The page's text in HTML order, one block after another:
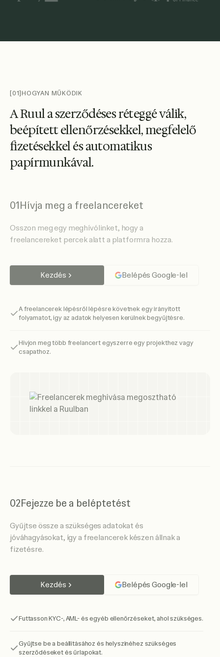
[01]HOGYAN MŰKÖDIK
ARuulaszerződésesréteggéválik,
beépítettellenőrzésekkel,megfelelő
fizetésekkelésautomatikus
papírmunkával.
01Hívja meg a freelancereket
Osszon meg egy meghívólinket, hogy a
freelancereket percek alatt a platformra hozza.
Kezdés Belépés Google-lel
A freelancerek lépésről lépésre követnek egy irányított
folyamatot, így az adatok helyesen kerülnek begyűjtésre.
Hívjon meg több freelancert egyszerre egy projekthez vagy
csapathoz.
02Fejezze be a beléptetést
Gyűjtse össze a szükséges adatokat és
jóváhagyásokat, így a freelancerek készen állnak a
fizetésre.
Kezdés Belépés Google-lel
Futtasson KYC-, AML- és egyéb ellenőrzéseket, ahol szükséges.
Gyűjtse be a beállításához és helyszínéhez szükséges
szerződéseket és űrlapokat.